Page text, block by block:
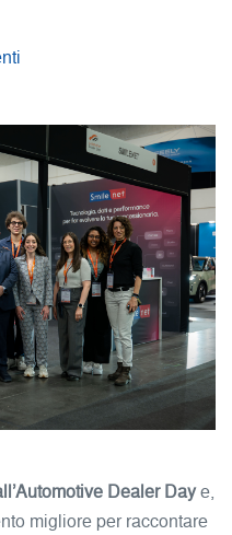
Dealer Daye,
migliore per raccontare